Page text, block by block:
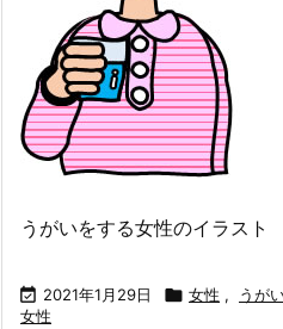
うがいをする女性のイラスト
 2021年1月29日  女性 , うが
女性